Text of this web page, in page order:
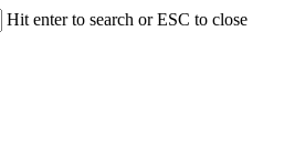
Hit enter to search or ESC to close